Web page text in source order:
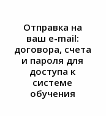
Отправка на
ваш e-mail:
договора, счета
и пароля для
доступа к
системе
обучения